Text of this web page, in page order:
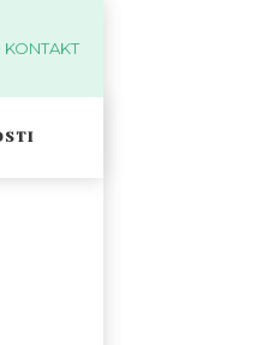
KONTAKT